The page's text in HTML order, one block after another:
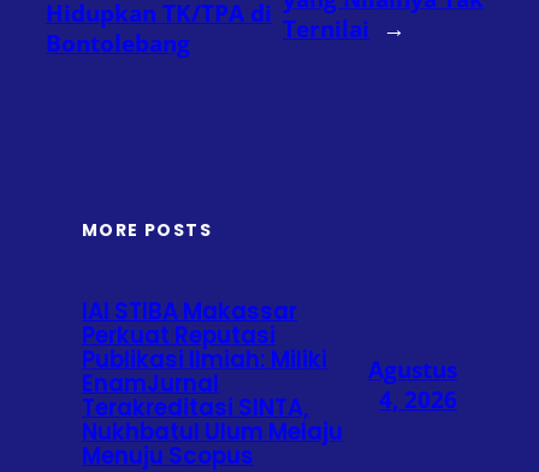
Hidupkan TK/TPA di
Bontolebang
Ternilai →
MORE POSTS
IAI STIBA Makassar
Perkuat Reputasi
Publikasi Ilmiah: Miliki
EnamJurnal
Terakreditasi SINTA,
Nukhbatul Ulum Melaju
Menuju Scopus
Agustus
4, 2026